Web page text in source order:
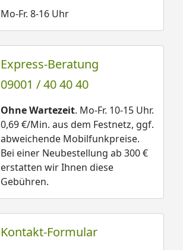
Mo-Fr. 8-16 Uhr
Express-Beratung
09001 / 40 40 40
Ohne Wartezeit. Mo-Fr. 10-15 Uhr.
0,69 €/Min. aus dem Festnetz, ggf.
abweichende Mobilfunkpreise.
Bei einer Neubestellung ab 300 €
erstatten wir Ihnen diese
Gebühren.
Kontakt-Formular